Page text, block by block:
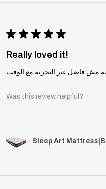
★ ★ ★ ★ ★
Really loved it!
مش فاضل غير التجربة مع الوقت
Was this review helpful?
Sleep Art